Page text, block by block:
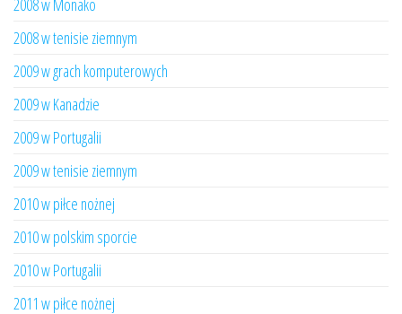
2008 w Monako
2008 w tenisie ziemnym
2009 w grach komputerowych
2009 w Kanadzie
2009 w Portugalii
2009 w tenisie ziemnym
2010 w piłce nożnej
2010 w polskim sporcie
2010 w Portugalii
2011 w piłce nożnej